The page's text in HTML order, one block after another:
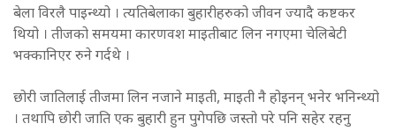
बेला विरलै पाइन्थ्यो । त्यतिबेलाका बुहारीहरुको जीवन ज्यादै कष्टकर
थियो । तीजको समयमा कारणवश माइतीबाट लिन नगएमा चेलिबेटी
भक्कानिएर रुने गर्दथे ।
छोरी जातिलाई तीजमा लिन नजाने माइती, माइती नै होइनन् भनेर भनिन्थ्यो
। तथापि छोरी जाति एक बुहारी हुन पुगेपछि जस्तो परे पनि सहेर रहनु